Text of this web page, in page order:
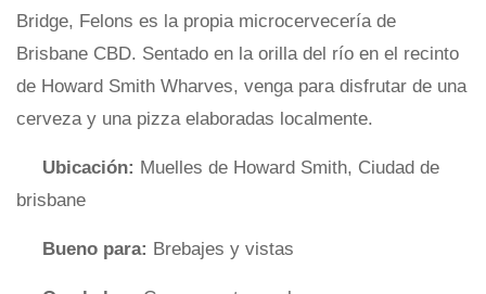
Bridge, Felons es la propia microcervecería de
Brisbane CBD. Sentado en la orilla del río en el recinto
de Howard Smith Wharves, venga para disfrutar de una
cerveza y una pizza elaboradas localmente.
Ubicación: Muelles de Howard Smith, Ciudad de
brisbane
Bueno para: Brebajes y vistas